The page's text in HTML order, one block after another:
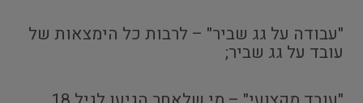
"עבודה על גג שביר" – לרבות כל הימצאות של
עובד על גג שביר;